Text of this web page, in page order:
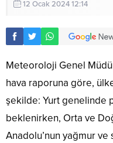
12 Ocak 2024 12:14
Meteoroloji Genel
hava raporuna göre,
şekilde: Yurt genelinde
beklenirken, Orta ve
Anadolu’nun yağmur ve